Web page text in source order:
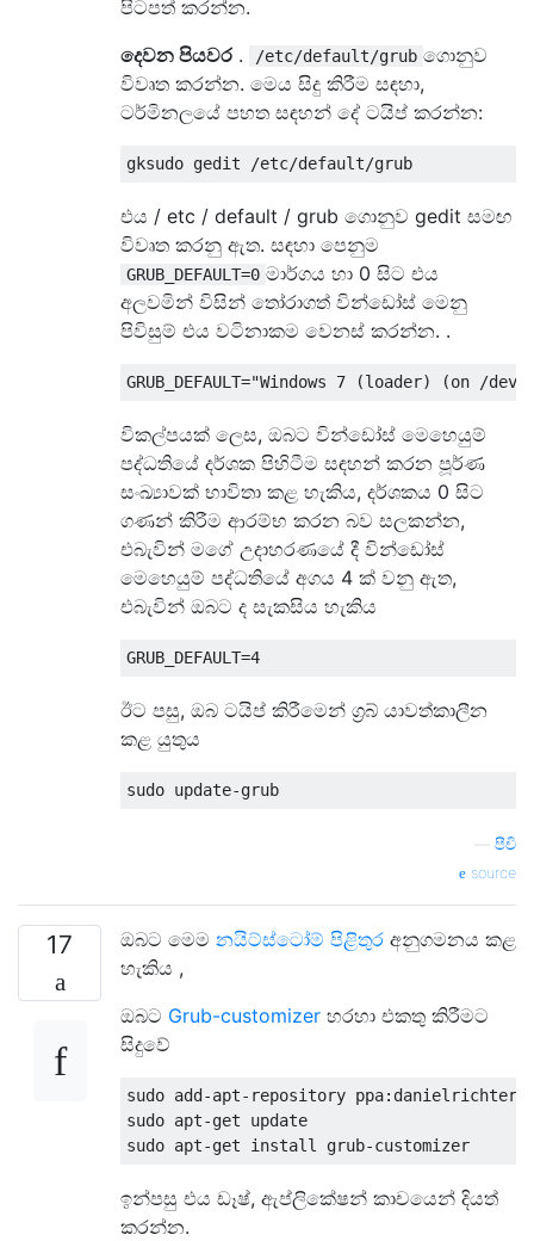
පිටපත් කරන්න.
දෙවන පියවර . /etc/default/grub ගොනුව
විවෘත කරන්න. මෙය සිදු කිරීම සඳහා,
ටර්මිනලයේ පහත සඳහන් දේ ටයිප් කරන්න:
එය / etc / default / grub ගොනුව gedit සමඟ
විවෘත කරනු ඇත. සඳහා පෙනුම
GRUB_DEFAULT=0 මාර්ගය හා 0 සිට එය
අලවමින් විසින් තෝරාගත් වින්ඩෝස් මෙනු
පිවිසුම් එය වටිනාකම වෙනස් කරන්න. .
විකල්පයක් ලෙස, ඔබට වින්ඩෝස් මෙහෙයුම්
පද්ධතියේ දර්ශක පිහිටීම සඳහන් කරන පූර්ණ
සංඛ්‍යාවක් භාවිතා කළ හැකිය, දර්ශකය 0 සිට
ගණන් කිරීම ආරම්භ කරන බව සලකන්න,
එබැවින් මගේ උදාහරණයේ දී වින්ඩෝස්
මෙහෙයුම් පද්ධතියේ අගය 4 ක් වනු ඇත,
එබැවින් ඔබට ද සැකසිය හැකිය
ඊට පසු, ඔබ ටයිප් කිරීමෙන් ග්‍රබ් යාවත්කාලීන
කළ යුතුය
පීචි
source
17 ඔබට මෙම නයිට්ස්ටෝම් පිළිතුර අනුගමනය කළ
හැකිය ,
ඔබට Grub-customizer හරහා එකතු කිරීමට
සිදුවේ
sudo add-apt-repository
sudo apt-get update
ඉන්පසු එය ඩෑෂ්, ඇප්ලිකේෂන් කාචයෙන් දියත්
කරන්න.